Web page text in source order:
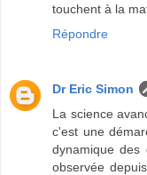
touchent à la
Répondre
Dr Eric Simon
La science
c'est une
dynamique
observée